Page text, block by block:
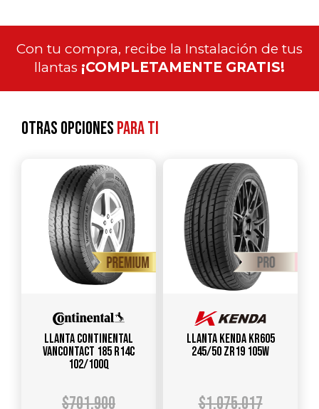
Con tu compra, recibe la Instalación de tus
llantas ¡COMPLETAMENTE GRATIS!
Otras opcionespara ti
Llanta CONTINENTAL
VANCONTACT 185 R14C
102/100Q
$701.900
Llanta KENDA KR605
245/50 ZR19 105W
$1.075.017